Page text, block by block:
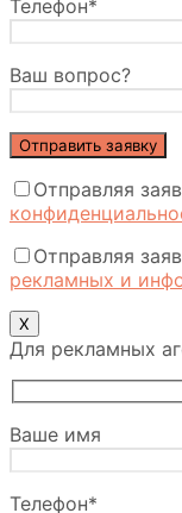
Телефон*
Ваш вопрос?
Отправляя
Отправляя
рекламных и
Х
Для рекламных
Ваше имя
Телефон*